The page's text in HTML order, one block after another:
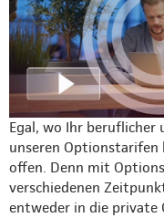
Egal, wo Ihr
unseren Optionstarifen
offen. Denn mit
verschiedenen
entweder in die private